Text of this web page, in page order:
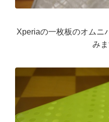
Xperiaの一枚板のオムニ
みま